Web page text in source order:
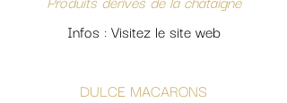
Infos : Visitez le site web
DULCE MACARONS